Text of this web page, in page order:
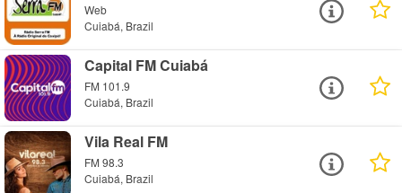
Web
Cuiabá, Brazil
Capital FM Cuiabá
FM 101.9
Cuiabá, Brazil
Vila Real FM
FM 98.3
Cuiabá, Brazil